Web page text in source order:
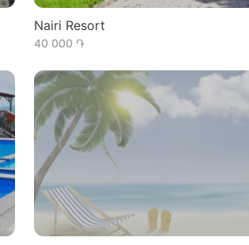
Nairi Resort
40 000 ֏